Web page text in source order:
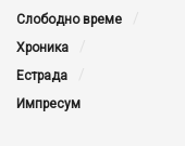
Слободно време
Хроника
Естрада
Импресум